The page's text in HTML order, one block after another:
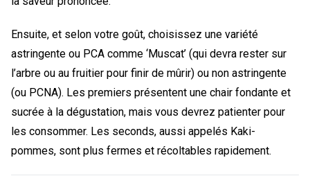
Ensuite, et selon votre goût, choisissez une variété
astringente ou PCA comme ‘Muscat’ (qui devra rester sur
l’arbre ou au fruitier pour finir de mûrir) ou non astringente
(ou PCNA). Les premiers présentent une chair fondante et
sucrée à la dégustation, mais vous devrez patienter pour
les consommer. Les seconds, aussi appelés Kaki-
pommes, sont plus fermes et récoltables rapidement.